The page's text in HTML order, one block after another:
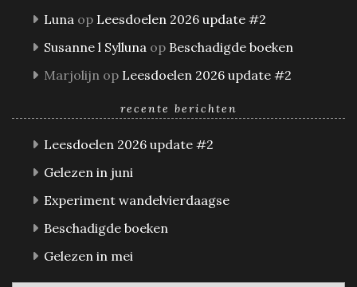
Luna op Leesdoelen 2026 update #2
Susanne l Sylluna op Beschadigde boeken
Marjolijn op Leesdoelen 2026 update #2
recente berichten
Leesdoelen 2026 update #2
Gelezen in juni
Experiment wandelvierdaagse
Beschadigde boeken
Gelezen in mei